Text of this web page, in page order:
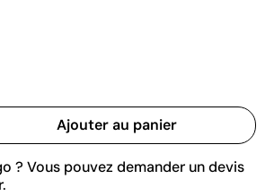
Ajouter au panier
? Vous pouvez demander un devis